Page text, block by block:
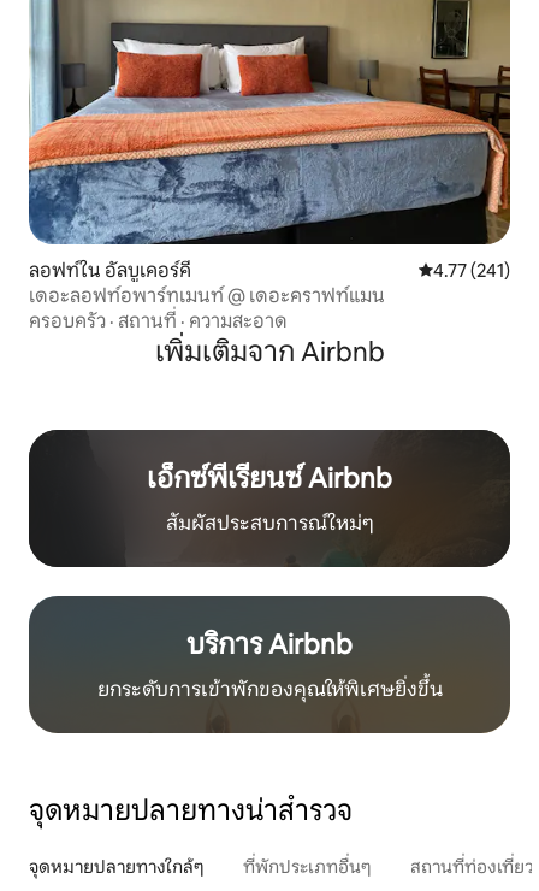
ลอฟท์ใน อัลบูเคอร์คี คะแนนเฉลี่ย
4.77 (241)
เดอะลอฟท์อพาร์ทเมนท์ @ เดอะคราฟท์แมน
ครอบครัว · สถานที่ · ความสะอาด
เพิ่มเติมจาก Airbnb
เอ็กซ์พีเรียนซ์ Airbnb
สัมผัสประสบการณ์ใหม่ๆ
บริการ Airbnb
ยกระดับการเข้าพักของคุณให้พิเศษยิ่งขึ้น
จุดหมายปลายทางน่าสำรวจ
จุดหมายปลายทางใกล้ๆ ที่พักประเภทอื่นๆ สถานที่ท่องเที่ย